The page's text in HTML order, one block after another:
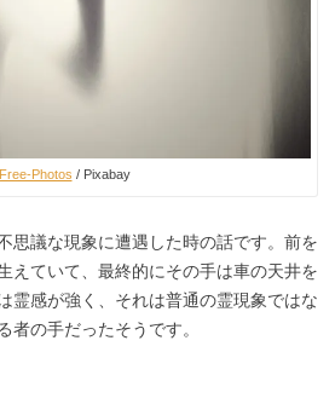
Free-Photos / Pixabay
思議な現象に遭遇した時の話です。前を
えていて、最終的にその手は車の天井を
霊感が強く、それは普通の霊現象ではな
者の手だったそうです。